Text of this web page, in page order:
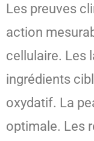
Les preuves
action
cellulaire. Les
ingrédients
oxydatif. La
optimale. Les